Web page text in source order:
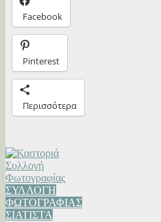
Facebook
Pinterest
Περισσότερα
ΣΥΛΛΟΓΗ
ΦΩΤΟΓΡΑΦΙΑΣ
ΣΙΑΤΙΣΤΑ